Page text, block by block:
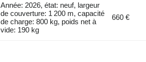
Année: 2026, état: neuf, largeur
de couverture: 1 200 m, capacité
de charge: 800 kg, poids net à
vide: 190 kg
660 €